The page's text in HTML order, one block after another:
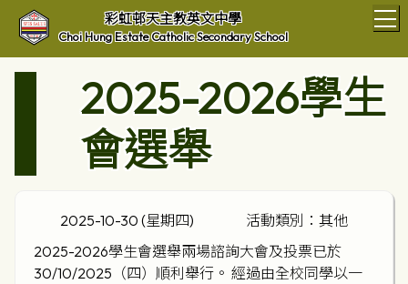
彩虹邨天主教英文中學
Choi Hung Estate Catholic Secondary School
2025-2026學生
會選舉
2025-10-30 (星期四)
活動類別：其他
2025-2026學生會選舉兩場諮詢大會及投票已於
30/10/2025（四）順利舉行。 經過由全校同學以一